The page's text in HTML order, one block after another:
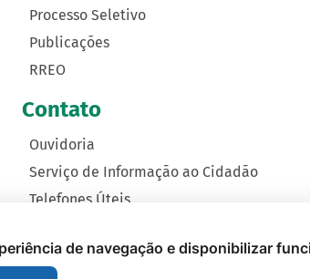
Processo Seletivo
Publicações
RREO
Contato
Ouvidoria
Serviço de Informação ao Cidadão
Telefones Úteis
de navegação e disponibilizar